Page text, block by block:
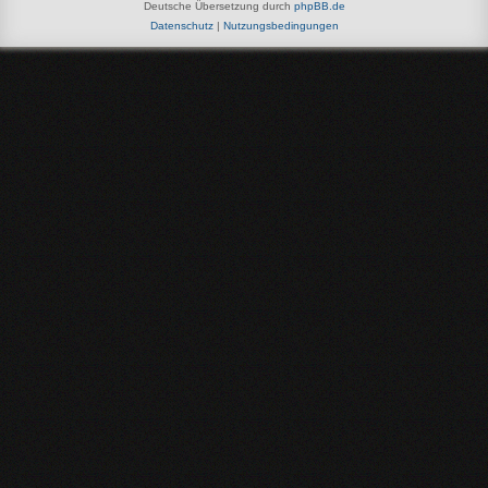
Deutsche Übersetzung durch phpBB.de
Datenschutz| Nutzungsbedingungen